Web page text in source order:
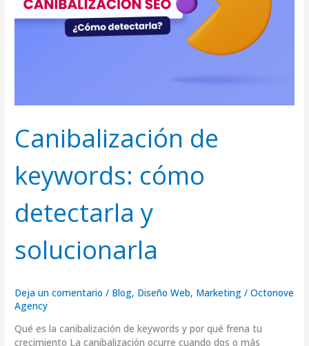
Canibalización de
keywords: cómo
detectarla y
solucionarla
Deja un comentario / Blog, Diseño Web, Marketing /Octonove
Agency
Qué es la canibalización de keywords y por qué frena tu
crecimiento La canibalización ocurre cuando dos o más
solucionarla